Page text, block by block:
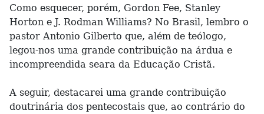
Como esquecer, porém, Gordon Fee, Stanley
Horton e J. Rodman Williams? No Brasil, lembro o
pastor Antonio Gilberto que, além de teólogo,
legou-nos uma grande contribuição na árdua e
incompreendida seara da Educação Cristã.
A seguir, destacarei uma grande contribuição
doutrinária dos pentecostais que, ao contrário do